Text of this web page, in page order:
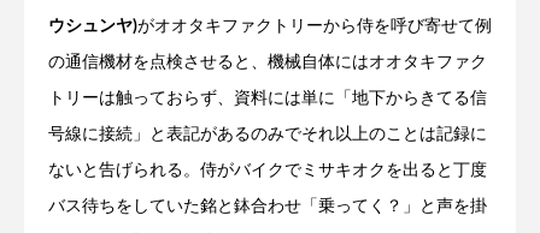
ウシュンヤ)がオオタキファクトリーから侍を呼び寄せて例
の通信機材を点検させると、機械自体にはオオタキファク
トリーは触っておらず、資料には単に「地下からきてる信
号線に接続」と表記があるのみでそれ以上のことは記録に
ないと告げられる。侍がバイクでミサキオクを出ると丁度
バス待ちをしていた銘と鉢合わせ「乗ってく？」と声を掛